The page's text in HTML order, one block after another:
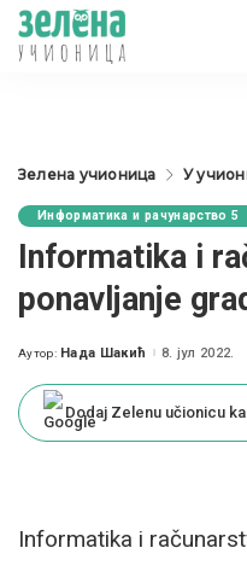
Зелена учионица У
Информатика и рачунарство 5
Informatika i
ponavljanje
Posted
Аутор: Нада Шакић 8. јул 2022.
Dodaj Zelenu učionicu
Informatika i